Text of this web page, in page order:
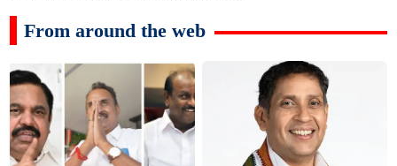
From around the web